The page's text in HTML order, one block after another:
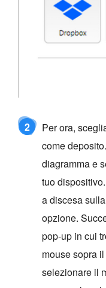
2 Per ora,
come
diagramma e
tuo
a discesa
opzione.
pop-up in cui
mouse sopra il
selezionare il